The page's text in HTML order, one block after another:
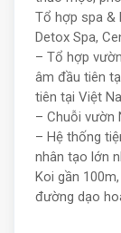
Tổ hợp spa &
Detox Spa,
– Tổ hợp
âm đầu tiên
tiên tại Việt
– Chuỗi vườn
– Hệ thống
nhân tạo lớn
Koi gần
đường dạo